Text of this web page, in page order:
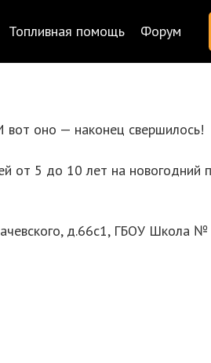
Топливная помощь Форум
оно — наконец свершилось!
от 5 до 10 лет на
д.66с1, ГБОУ Школа